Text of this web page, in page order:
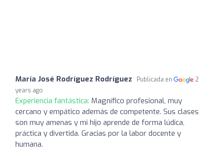
Marí­a José Rodrí­guez Rodrí­guez Publicada en
2
years ago
Experiencia fantástica: Magnífico profesional, muy
cercano y empático además de competente. Sus clases
son muy amenas y mi hijo aprende de forma lúdica,
práctica y divertida. Gracias por la labor docente y
humana.